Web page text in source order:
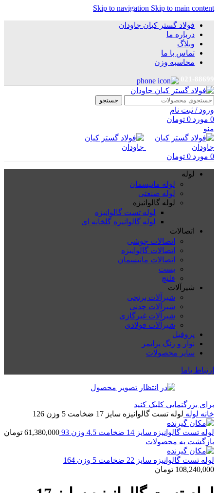
Skip to navigation Skip to main content
فولاد گستر کیان جاودان
درباره ما
وبلاگ
تماس با ما
محاسبه وزن
جستجو
ورود / ثبت نام
0 مورد 0 تومان
منو
0 مورد 0 تومان
لوله
لوله مانیسمان
لوله صنعتی
لوله گالوانیزه
لوله تست گالوانیزه
لوله گالوانیزه گلخانه ای
اتصالات
اتصالات جوشی
اتصالات گالوانیزه
اتصالات مانیسمان
بست
فلنچ
شیرآلات
شیرآلات برنجی
شیرآلات چدنی
شیرآلات غیرگازی
شیرآلات فولادی
پروفیل
نوار و رنگ پرایمر
سایر محصولات
ارتباط باما
برای بزرگنمایی کلیک کنید
خانه لوله لوله تست گالوانیزه سایز 17 ضخامت 5 وزن 126
لوله تست گالوانیزه سایز 14 ضخامت 4.5 وزن 93 61,380,000 تومان
بازگشت به محصولات
لوله تست گالوانیزه سایز 22 ضخامت 5 وزن 164
108,240,000 تومان